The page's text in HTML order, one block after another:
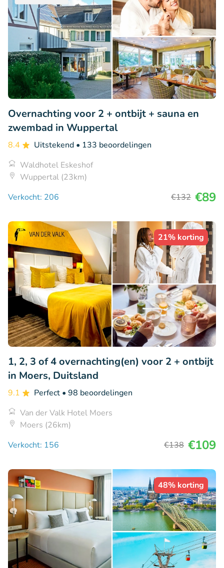
Overnachting voor 2 + ontbijt + sauna en
zwembad in Wuppertal
8.4 Uitstekend • 133 beoordelingen
Waldhotel Eskeshof
Wuppertal (23km)
Verkocht: 206
€132 €89
21% korting
1, 2, 3 of 4 overnachting(en) voor 2 + ontbijt
in Moers, Duitsland
9.1 Perfect • 98 beoordelingen
Van der Valk Hotel Moers
Moers (26km)
Verkocht: 156
€138 €109
48% korting